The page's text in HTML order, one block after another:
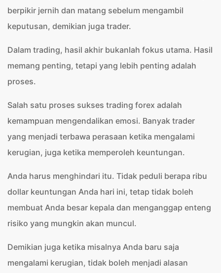
berpikir jernih dan matang sebelum mengambil
keputusan, demikian juga trader.
Dalam trading, hasil akhir bukanlah fokus utama. Hasil
memang penting, tetapi yang lebih penting adalah
proses.
Salah satu proses sukses trading forex adalah
kemampuan mengendalikan emosi. Banyak trader
yang menjadi terbawa perasaan ketika mengalami
kerugian, juga ketika memperoleh keuntungan.
Anda harus menghindari itu. Tidak peduli berapa ribu
dollar keuntungan Anda hari ini, tetap tidak boleh
membuat Anda besar kepala dan menganggap enteng
risiko yang mungkin akan muncul.
Demikian juga ketika misalnya Anda baru saja
mengalami kerugian, tidak boleh menjadi alasan